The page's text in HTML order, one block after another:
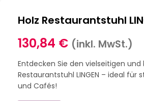
Holz Restaurantstuhl
130,84 € (inkl. MwSt.)
Entdecken Sie den vielseitigen
Restaurantstuhl LINGEN – ideal für
und Cafés!